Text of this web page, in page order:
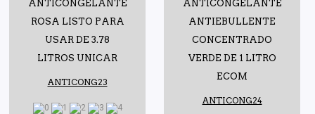
ANTICONGELANTE
ROSA LISTO PARA
USAR DE 3.78
LITROS UNICAR
ANTICONG23
ANTICONGELANTE
ANTIEBULLENTE
CONCENTRADO
VERDE DE 1 LITRO
ECOM
ANTICONG24